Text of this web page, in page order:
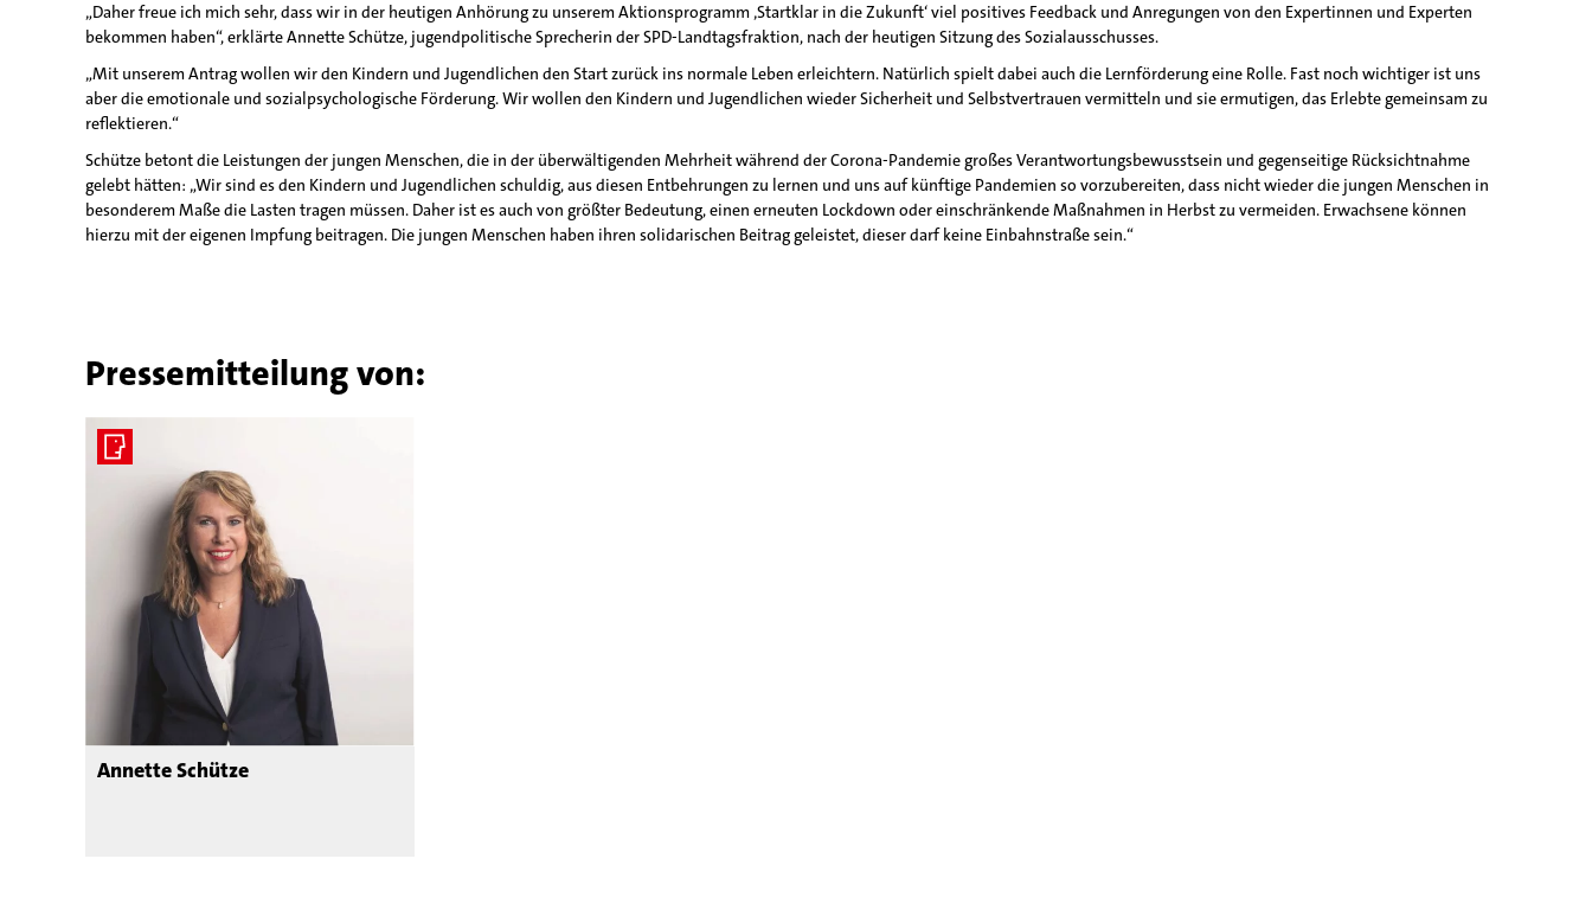
„Daher freue ich mich sehr, dass wir in der heutigen Anhörung zu unserem Aktionsprogramm ‚Startklar in die Zukunft‘ viel positives Feedback und Anregungen von den Expertinnen und Experten
bekommen haben“, erklärte Annette Schütze, jugendpolitische Sprecherin der SPD-Landtagsfraktion, nach der heutigen Sitzung des Sozialausschusses.
„Mit unserem Antrag wollen wir den Kindern und Jugendlichen den Start zurück ins normale Leben erleichtern. Natürlich spielt dabei auch die Lernförderung eine Rolle. Fast noch wichtiger ist uns
aber die emotionale und sozialpsychologische Förderung. Wir wollen den Kindern und Jugendlichen wieder Sicherheit und Selbstvertrauen vermitteln und sie ermutigen, das Erlebte gemeinsam zu
reflektieren.“
Schütze betont die Leistungen der jungen Menschen, die in der überwältigenden Mehrheit während der Corona-Pandemie großes Verantwortungsbewusstsein und gegenseitige Rücksichtnahme
gelebt hätten: „Wir sind es den Kindern und Jugendlichen schuldig, aus diesen Entbehrungen zu lernen und uns auf künftige Pandemien so vorzubereiten, dass nicht wieder die jungen Menschen in
besonderem Maße die Lasten tragen müssen. Daher ist es auch von größter Bedeutung, einen erneuten Lockdown oder einschränkende Maßnahmen in Herbst zu vermeiden. Erwachsene können
hierzu mit der eigenen Impfung beitragen. Die jungen Menschen haben ihren solidarischen Beitrag geleistet, dieser darf keine Einbahnstraße sein.“
Pressemitteilung von:
Annette Schütze